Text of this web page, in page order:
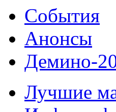
События
Анонсы
Демино-
Лучшие